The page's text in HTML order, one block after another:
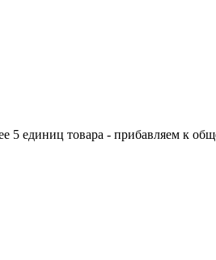
5 единиц товара - прибавляем к